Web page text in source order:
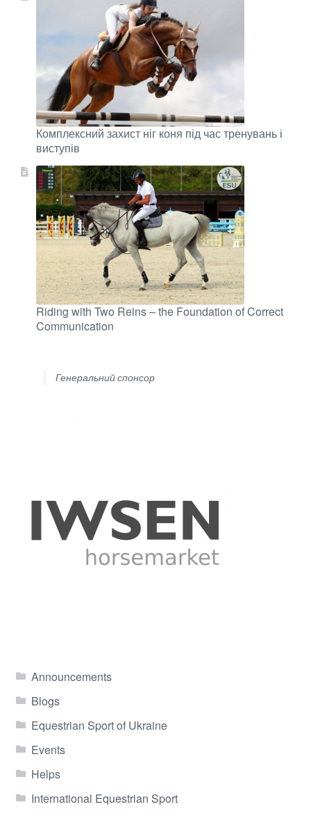
Комплексний захист ніг коня під час тренувань і
виступів
Riding with Two Reins – the Foundation of Correct
Communication
Генеральний спонсор
Announcements
Blogs
Equestrian Sport of Ukraine
Events
Helps
International Equestrian Sport